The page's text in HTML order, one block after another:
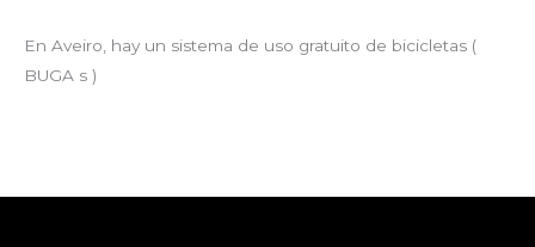
En Aveiro, hay un sistema de uso gratuito de bicicletas (
BUGA s )